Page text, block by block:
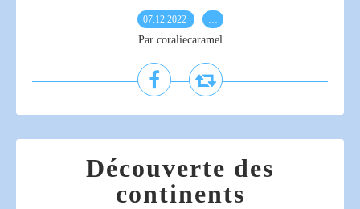
07.12.2022 …
Par coraliecaramel
Découverte des
continents